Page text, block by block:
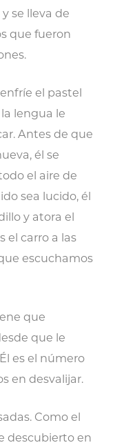
se lleva de
que fueron
el pastel
lengua le
Antes de que
él se
el aire de
sea lucido, él
y atora el
el carro a las
escuchamos
que
que le
es el número
en desvalijar.
Como el
descubierto en